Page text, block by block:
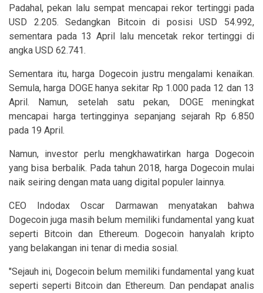
Padahal, pekan lalu sempat mencapai rekor tertinggi pada
USD 2.205. Sedangkan Bitcoin di posisi USD 54.992,
sementara pada 13 April lalu mencetak rekor tertinggi di
angka USD 62.741.
Sementara itu, harga Dogecoin justru mengalami kenaikan.
Semula, harga DOGE hanya sekitar Rp 1.000 pada 12 dan 13
April. Namun, setelah satu pekan, DOGE meningkat
mencapai harga tertingginya sepanjang sejarah Rp 6.850
pada 19 April.
Namun, investor perlu mengkhawatirkan harga Dogecoin
yang bisa berbalik. Pada tahun 2018, harga Dogecoin mulai
naik seiring dengan mata uang digital populer lainnya.
CEO Indodax Oscar Darmawan menyatakan bahwa
Dogecoin juga masih belum memiliki fundamental yang kuat
seperti Bitcoin dan Ethereum. Dogecoin hanyalah kripto
yang belakangan ini tenar di media sosial.
"Sejauh ini, Dogecoin belum memiliki fundamental yang kuat
seperti seperti Bitcoin dan Ethereum. Dan pendapat analis